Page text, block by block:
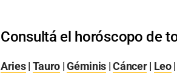
Consultá el horóscopo de
Aries| Tauro |Géminis |Cáncer| Leo|